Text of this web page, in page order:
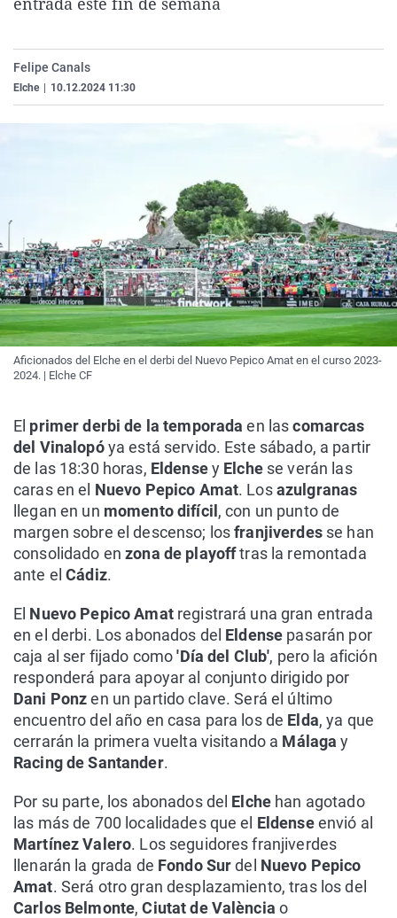
Gente viajera
Retornados
Operación Viuda
Galicia
Navarra
Televisión
Felipe Canals
Elche 10.12.2024 11:30
Aficionados del Elche en el derbi del Nuevo Pepico Amat en el curso 2023-
2024. | Elche CF
El primer derbi de la temporada en lascomarcas
del Vinalopóya está servido. Este sábado, a partir
de las 18:30 horas, Eldensey Elche se verán las
caras en el Nuevo Pepico Amat. Losazulgranas
llegan en un momento difícil , con un punto de
margen sobre el descenso; losfranjiverdes se han
consolidado enzona de playofftras la remontada
ante elCádiz.
El Nuevo Pepico Amat registrará una gran entrada
en el derbi. Los abonados del Eldense pasarán por
caja al ser fijado como'Día del Club', pero la afición
responderá para apoyar al conjunto dirigido por
Dani Ponzen un partido clave. Será el último
encuentro del año en casa para los de Elda, ya que
cerrarán la primera vuelta visitando a Málagay
Racing de Santander.
Por su parte, los abonados del Elche han agotado
las más de 700 localidades que el Eldenseenvió al
Martínez Valero. Los seguidores franjiverdes
llenarán la grada de Fondo Surdel Nuevo Pepico
Amat. Será otro gran desplazamiento, tras los del
Carlos Belmonte,Ciutat de València o